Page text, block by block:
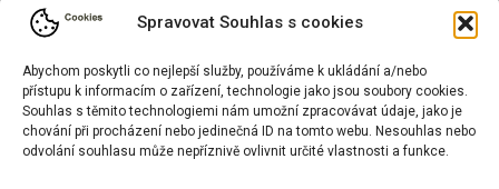
Spravovat Souhlas s cookies
Abychom poskytli co nejlepší služby, používáme k ukládání a/nebo
přístupu k informacím o zařízení, technologie jako jsou soubory cookies.
Souhlas s těmito technologiemi nám umožní zpracovávat údaje, jako je
chování při procházení nebo jedinečná ID na tomto webu. Nesouhlas nebo
odvolání souhlasu může nepříznivě ovlivnit určité vlastnosti a funkce.
Sobota: 9:00 - 17:00*
Neděle:
* Říjen, listopad a prosinec
OTEVŘENO POUZE
PO/ST/PÁ